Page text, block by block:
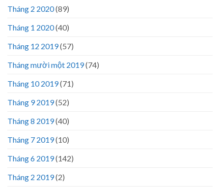
Tháng 2 2020(89)
Tháng 1 2020(40)
Tháng 12 2019(57)
Tháng mười một 2019(74)
Tháng 10 2019(71)
Tháng 9 2019(52)
Tháng 8 2019(40)
Tháng 7 2019(10)
Tháng 6 2019(142)
Tháng 2 2019(2)